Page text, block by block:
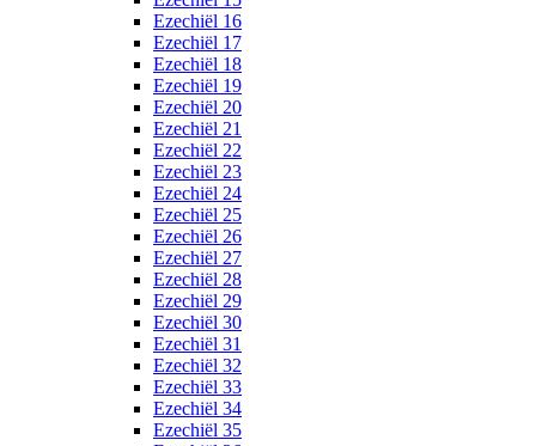
Ezechiël 16
Ezechiël 17
Ezechiël 18
Ezechiël 19
Ezechiël 20
Ezechiël 21
Ezechiël 22
Ezechiël 23
Ezechiël 24
Ezechiël 25
Ezechiël 26
Ezechiël 27
Ezechiël 28
Ezechiël 29
Ezechiël 30
Ezechiël 31
Ezechiël 32
Ezechiël 33
Ezechiël 34
Ezechiël 35